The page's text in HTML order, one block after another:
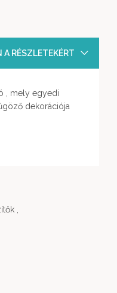
RÉSZLETEKÉRT
, mely egyedi
dekorációja